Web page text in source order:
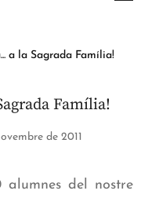
a la Sagrada Família!
Família!
de 2011
del nostre